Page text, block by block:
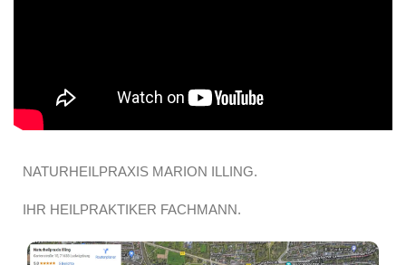
NATURHEILPRAXIS MARION ILLING.
IHR HEILPRAKTIKER FACHMANN.